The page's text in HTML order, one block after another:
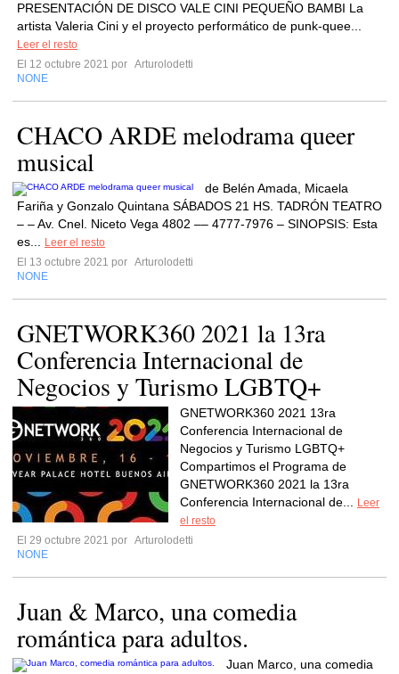
PRESENTACIÓN DE DISCO VALE CINI PEQUEÑO BAMBI La
artista Valeria Cini y el proyecto performático de punk-quee...
Leer el resto
El 12 octubre 2021 por Arturolodetti
NONE
CHACO ARDE melodrama queer
musical
de Belén Amada, Micaela
Fariña y Gonzalo Quintana SÁBADOS 21 HS. TADRÓN TEATRO
– – Av. Cnel. Niceto Vega 4802 –– 4777-7976 – SINOPSIS: Esta
es...
Leer el resto
El 13 octubre 2021 por Arturolodetti
NONE
GNETWORK360 2021 la 13ra
Conferencia Internacional de
Negocios y Turismo LGBTQ+
GNETWORK360 2021 13ra
Conferencia Internacional de
Negocios y Turismo LGBTQ+
Compartimos el Programa de
GNETWORK360 2021 la 13ra
Conferencia Internacional de...
Leer
el resto
El 29 octubre 2021 por Arturolodetti
NONE
Juan & Marco, una comedia
romántica para adultos.
Juan Marco, una comedia